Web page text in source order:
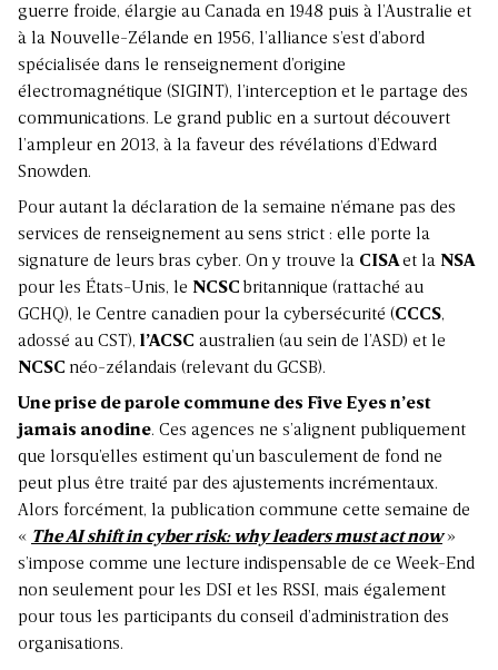
guerre froide, élargie au Canada en 1948 puis à l’Australie et
à la Nouvelle-Zélande en 1956, l’alliance s’est d’abord
spécialisée dans le renseignement d’origine
électromagnétique (SIGINT), l’interception et le partage des
communications. Le grand public en a surtout découvert
l’ampleur en 2013, à la faveur des révélations d’Edward
Snowden.
Pour autant la déclaration de la semaine n’émane pas des
services de renseignement au sens strict : elle porte la
signature de leurs bras cyber. On y trouve la CISAet la NSA
pour les États-Unis, le NCSC britannique (rattaché au
GCHQ), le Centre canadien pour la cybersécurité (CCCS,
adossé au CST), l’ACSC australien (au sein de l’ASD) et le
NCSC néo-zélandais (relevant du GCSB).
Une prise de parole commune des Five Eyes n’est
jamais anodine. Ces agences ne s’alignent publiquement
que lorsqu’elles estiment qu’un basculement de fond ne
peut plus être traité par des ajustements incrémentaux.
Alors forcément, la publication commune cette semaine de
« The AI shift in cyber risk: why leaders must act now»
s’impose comme une lecture indispensable de ce Week-End
non seulement pour les DSI et les RSSI, mais également
pour tous les participants du conseil d’administration des
organisations.